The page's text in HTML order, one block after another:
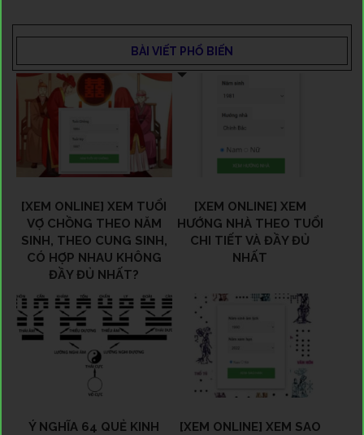
BÀI VIẾT PHỔ BIẾN
[XEM ONLINE] XEM TUỔI
VỢ CHỒNG THEO NĂM
SINH, THEO CUNG SINH,
CÓ HỢP NHAU KHÔNG
ĐẦY ĐỦ NHẤT?
[XEM ONLINE] XEM
HƯỚNG NHÀ THEO TUỔI
CHI TIẾT VÀ ĐẦY ĐỦ
NHẤT
Ý NGHĨA 64 QUẺ KINH
[XEM ONLINE] XEM SAO